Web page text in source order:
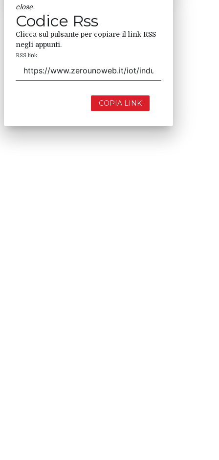
close
Codice Rss
Clicca sul pulsante per copiare il link RSS
negli appunti.
RSS link
COPIA LINK